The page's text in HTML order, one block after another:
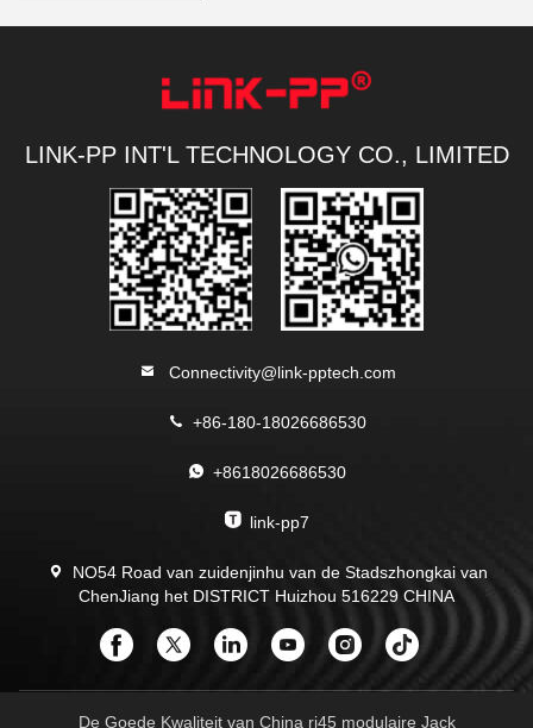
LINK-PP INT'L TECHNOLOGY CO., LIMITED
Connectivity@link-pptech.com
+86-180-18026686530
+8618026686530
link-pp7
NO54 Road van zuidenjinhu van de Stadszhongkai van
ChenJiang het DISTRICT Huizhou 516229 CHINA
De Goede Kwaliteit van China rj45 modulaire Jack